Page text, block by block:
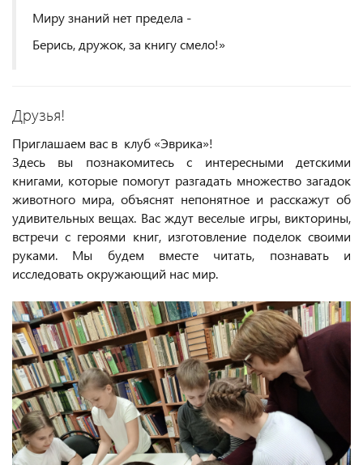
Миру знаний нет предела -
Берись, дружок, за книгу смело!»
Друзья!
Приглашаем вас в клуб «Эврика»!
Здесь вы познакомитесь с интересными детскими
книгами, которые помогут разгадать множество загадок
животного мира, объяснят непонятное и расскажут об
удивительных вещах. Вас ждут веселые игры, викторины,
встречи с героями книг, изготовление поделок своими
руками. Мы будем вместе читать, познавать и
исследовать окружающий нас мир.